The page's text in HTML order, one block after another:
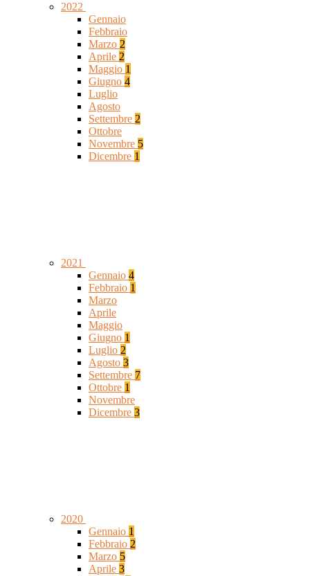
2022
Gennaio
Febbraio
Marzo 2
Aprile 2
Maggio 1
Giugno 4
Luglio
Agosto
Settembre 2
Ottobre
Novembre 5
Dicembre 1
2021
Gennaio 4
Febbraio 1
Marzo
Aprile
Maggio
Giugno 1
Luglio 2
Agosto 3
Settembre 7
Ottobre 1
Novembre
Dicembre 3
2020
Gennaio 1
Febbraio 2
Marzo 5
Aprile 3